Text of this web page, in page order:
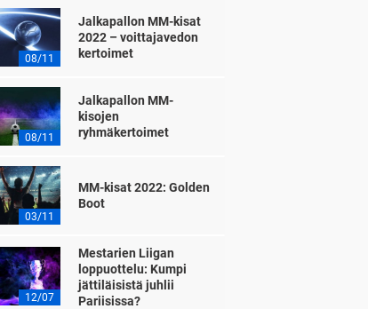
08/11
Jalkapallon MM-kisat
2022 – voittajavedon
kertoimet
08/11
Jalkapallon MM-
kisojen
ryhmäkertoimet
03/11
MM-kisat 2022: Golden
Boot
12/07
Mestarien Liigan
loppuottelu: Kumpi
jättiläisistä juhlii
Pariisissa?